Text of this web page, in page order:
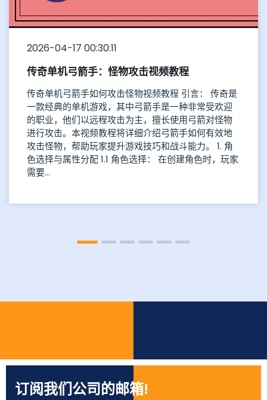
2026-04-17 00:30:11
传奇单机弓箭手：怪物攻击视频教程
传奇单机弓箭手如何攻击怪物视频教程 引言： 传奇是
一款经典的单机游戏，其中弓箭手是一种非常受欢迎
的职业，他们以远程攻击为主，擅长使用弓箭对怪物
进行攻击。本视频教程将详细介绍弓箭手如何有效地
攻击怪物，帮助玩家提升游戏技巧和战斗能力。 1. 角
色选择与属性分配 1.1 角色选择： 在创建角色时，玩家
需要...
订阅我们公司的邮箱!